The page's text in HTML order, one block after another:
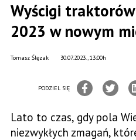
Wyścigi
2023 w nowym
30.07.2023., 13:00h
Tomasz Ślęzak
PODZIEL SIĘ
Lato to czas, gdy pola
niezwykłych zmagań,